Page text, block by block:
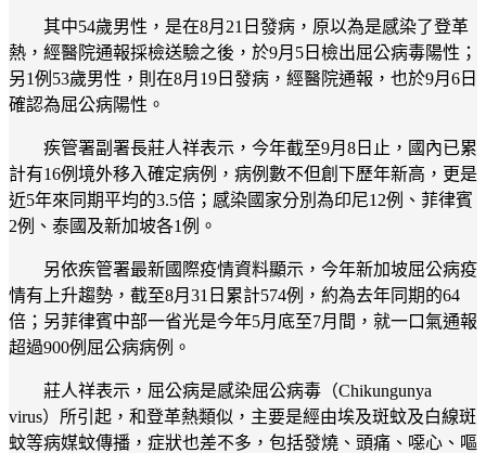
其中54歲男性，是在8月21日發病，原以為是感染了登革
熱，經醫院通報採檢送驗之後，於9月5日檢出屈公病毒陽性；
另1例53歲男性，則在8月19日發病，經醫院通報，也於9月6日
確認為屈公病陽性。
疾管署副署長莊人祥表示，今年截至9月8日止，國內已累
計有16例境外移入確定病例，病例數不但創下歷年新高，更是
近5年來同期平均的3.5倍；感染國家分別為印尼12例、菲律賓
2例、泰國及新加坡各1例。
另依疾管署最新國際疫情資料顯示，今年新加坡屈公病疫
情有上升趨勢，截至8月31日累計574例，約為去年同期的64
倍；另菲律賓中部一省光是今年5月底至7月間，就一口氣通報
超過900例屈公病病例。
莊人祥表示，屈公病是感染屈公病毒（Chikungunya
virus）所引起，和登革熱類似，主要是經由埃及斑蚊及白線斑
蚊等病媒蚊傳播，症狀也差不多，包括發燒、頭痛、噁心、嘔